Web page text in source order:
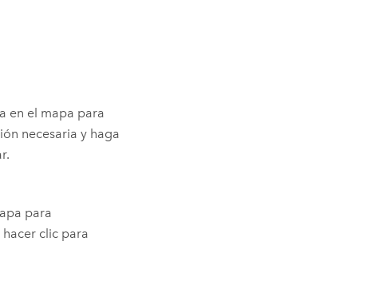
en el mapa para
necesaria y haga
para
clic para